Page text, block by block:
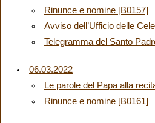
Rinunce e nomine [B0157]
Avviso dell’Ufficio delle
Telegramma del Santo
06.03.2022
Le parole del Papa alla
Rinunce e nomine [B0161]